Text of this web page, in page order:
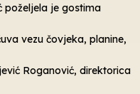
poželjela je gostima
vezu čovjeka, planine,
Roganović, direktorica